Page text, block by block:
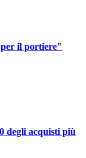
il portiere"
degli acquisti più